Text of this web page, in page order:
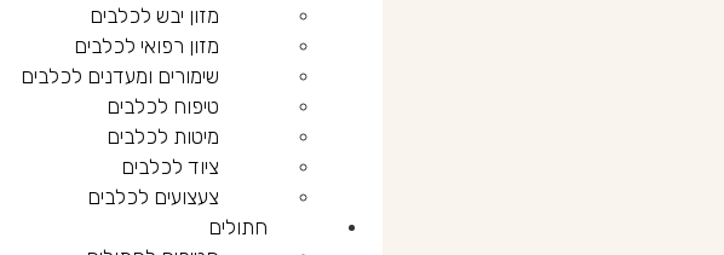
מזון יבש לכלבים
מזון רפואי לכלבים
שימורים ומעדנים לכלבים
טיפוח לכלבים
מיטות לכלבים
ציוד לכלבים
צעצועים לכלבים
חתולים